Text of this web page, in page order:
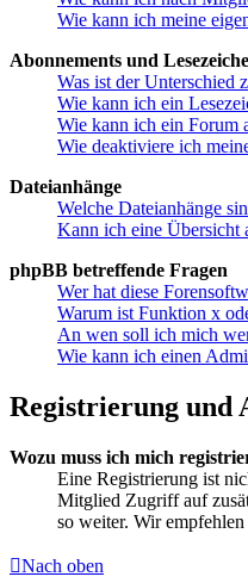
Wie kann ich meine
Abonnements und
Was ist der Unterschied
Wie kann ich ein
Wie kann ich ein Forum
Wie deaktiviere ich
Dateianhänge
Welche Dateianhänge
Kann ich eine Übersicht
phpBB betreffende Fragen
Wer hat diese
Warum ist Funktion x
An wen soll ich mich
Wie kann ich einen
Registrierung und
Wozu muss ich mich
Eine Registrierung ist
Mitglied Zugriff auf
so weiter. Wir
Nach oben